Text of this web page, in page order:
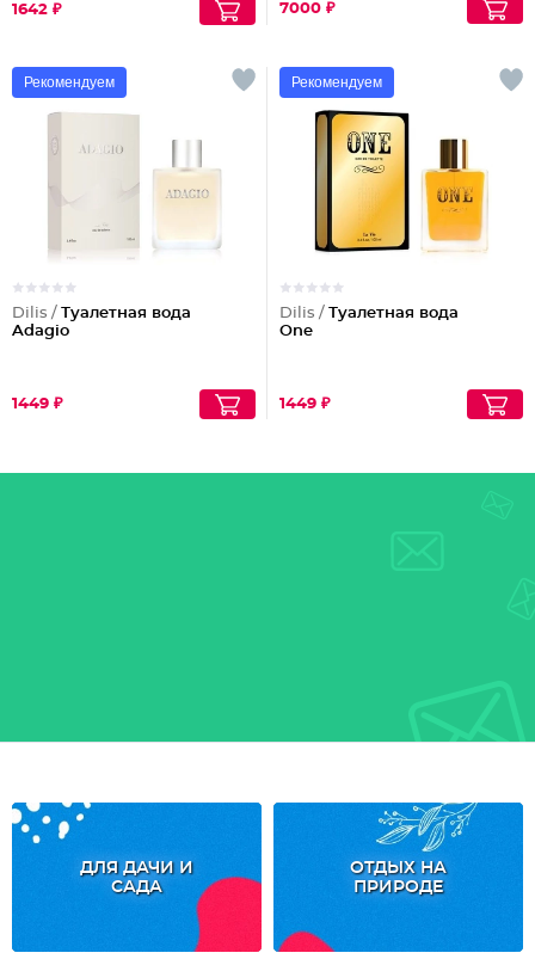
1642 ₽ 7000 ₽
Рекомендуем
Dilis /
Туалетная вода
Adagio
1449 ₽
Рекомендуем
Dilis /
Туалетная вода
One
1449 ₽
ДЛЯ ДАЧИ И
САДА
ОТДЫХ НА
ПРИРОДЕ